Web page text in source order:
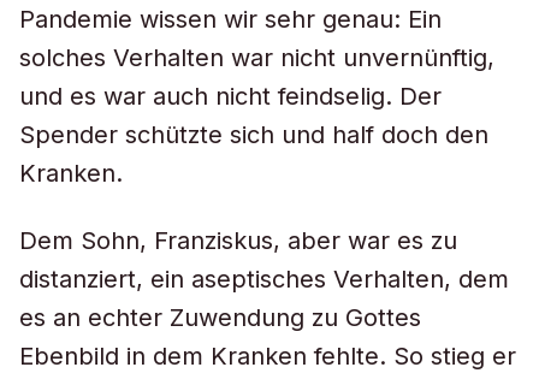
Pandemie wissen wir sehr genau: Ein
solches Verhalten war nicht unvernünftig,
und es war auch nicht feindselig. Der
Spender schützte sich und half doch den
Kranken.
Dem Sohn, Franziskus, aber war es zu
distanziert, ein aseptisches Verhalten, dem
es an echter Zuwendung zu Gottes
Ebenbild in dem Kranken fehlte. So stieg er